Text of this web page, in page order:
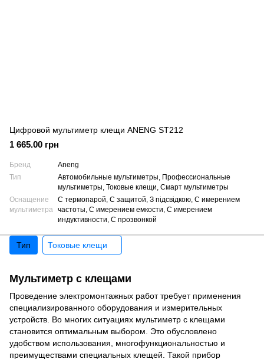
Цифровой мультиметр клещи ANENG ST212
1 665.00 грн
Бренд
Aneng
Тип
Автомобильные мультиметры, Профессиональные
мультиметры, Токовые клещи, Смарт мультиметры
Оснащение
мультиметра
С термопарой, С защитой, З підсвідкою, С имерением
частоты, С имерением емкости, С имерением
индуктивности, С прозвонкой
Мультиметр с клещами
Проведение электромонтажных работ требует применения
специализированного оборудования и измерительных
устройств. Во многих ситуациях мультиметр с клещами
становится оптимальным выбором. Это обусловлено
удобством использования, многофункциональностью и
преимуществами специальных клещей. Такой прибор
Тип Токовые клещи